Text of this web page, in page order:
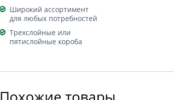
Широкий ассортимент
для любых потребностей
Трехслойные или
пятислойные короба